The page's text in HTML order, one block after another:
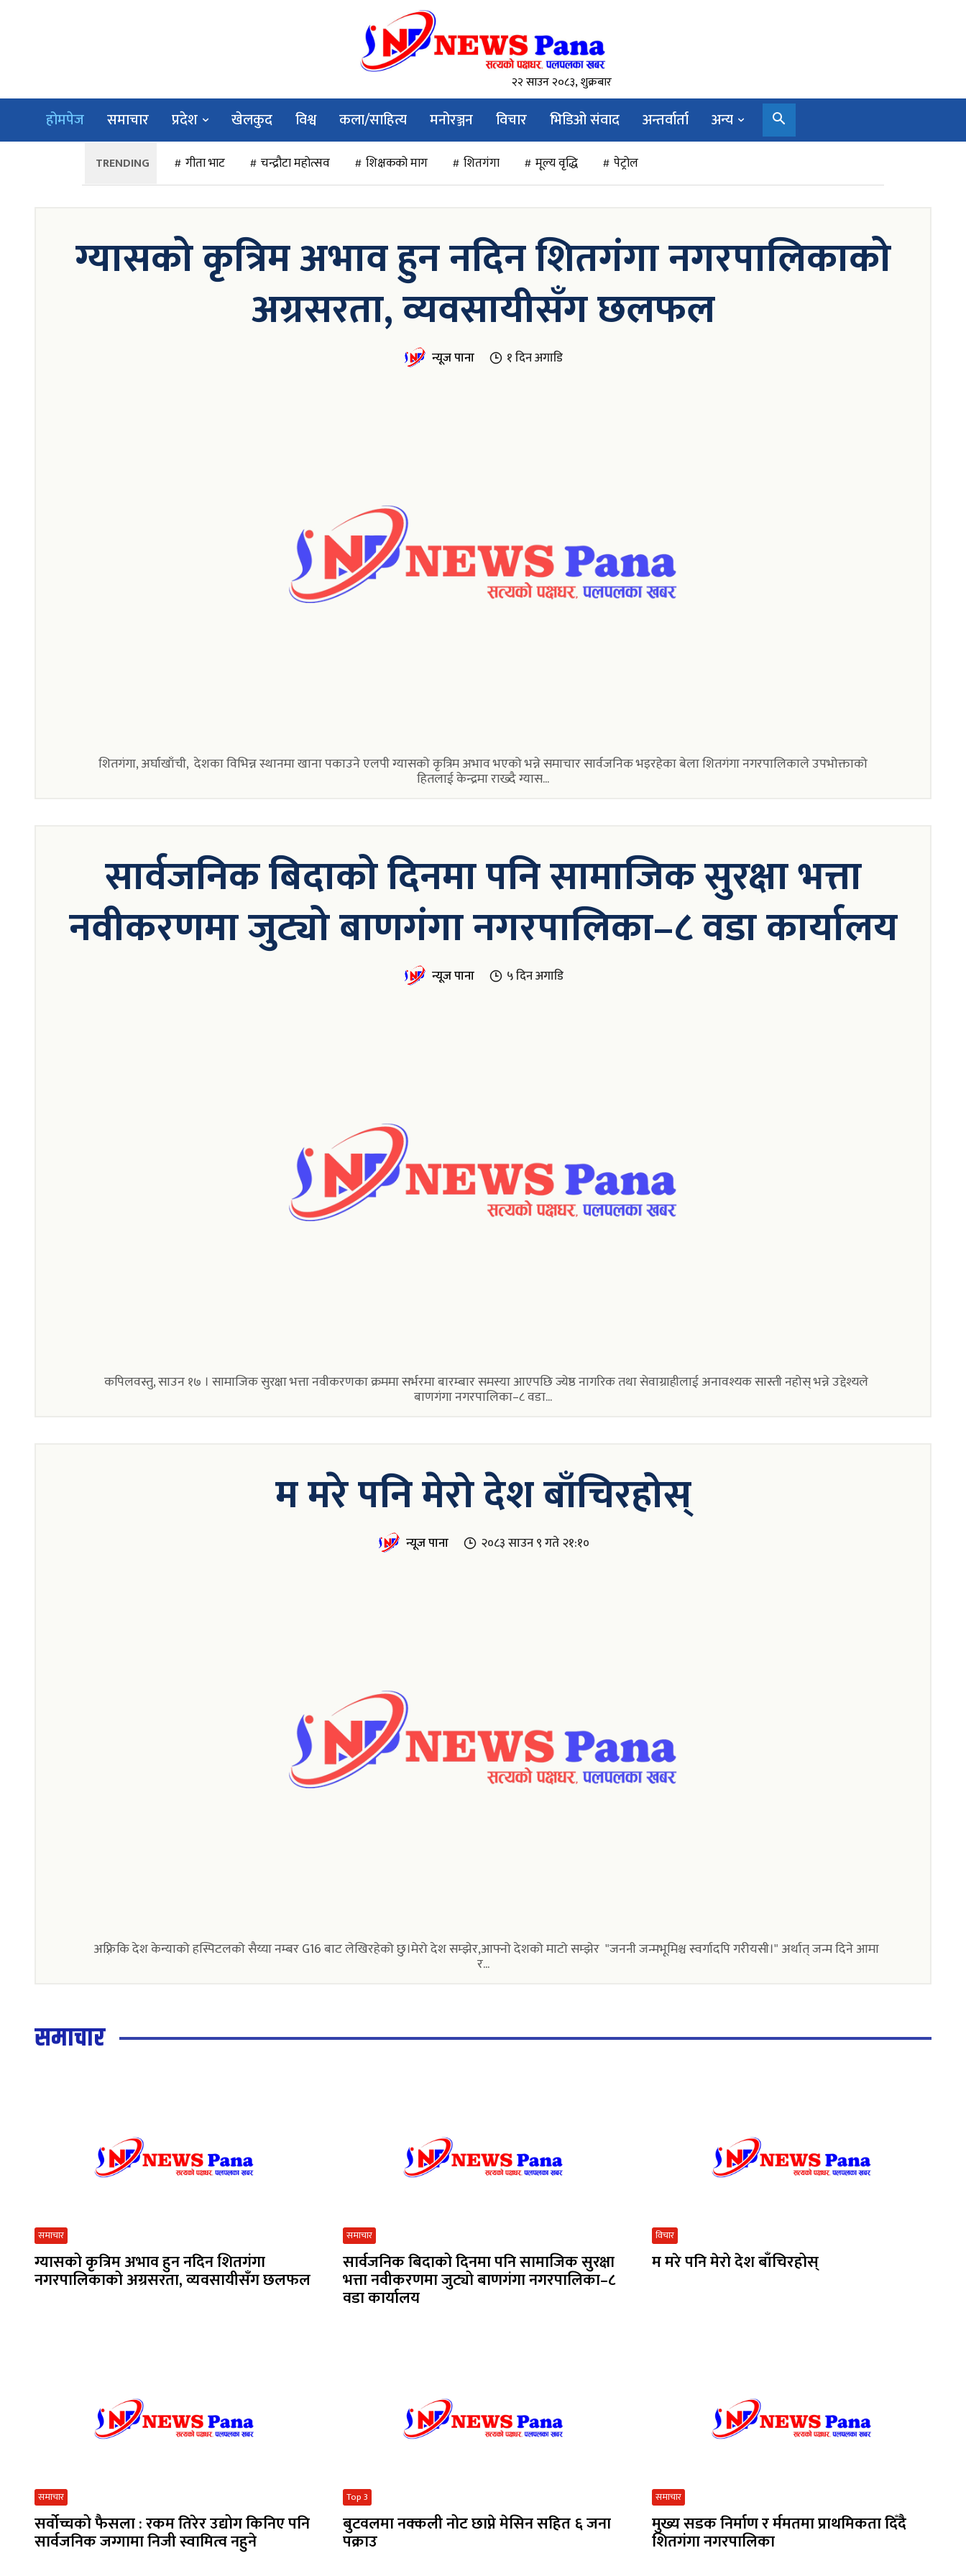
२२ साउन २०८३, शुक्रबार
होमपेज समाचार प्रदेश खेलकुद विश्व कला/साहित्य मनोरञ्जन विचार भिडिओ संवाद अन्तर्वार्ता अन्य
गीता भाट चन्द्रौटा महोत्सव शिक्षकको माग शितगंगा मूल्य वृद्धि पेट्रोल
ग्यासको कृत्रिम अभाव हुन नदिन शितगंगा नगरपालिकाको
अग्रसरता, व्यवसायीसँग छलफल
न्यूज पाना १ दिनअगाडि
शितगंगा, अर्घाखाँची, देशका विभिन्न स्थानमा खाना पकाउने एलपी ग्यासको कृत्रिम अभाव भएको भन्ने समाचार सार्वजनिक भइरहेका बेला शितगंगा नगरपालिकाले उपभोक्ताको
हितलाई केन्द्रमा राख्दै ग्यास...
सार्वजनिक बिदाको दिनमा पनि सामाजिक सुरक्षा भत्ता
नवीकरणमा जुट्यो बाणगंगा नगरपालिका–८ वडा कार्यालय
न्यूज पाना ५ दिनअगाडि
कपिलवस्तु, साउन १७ । सामाजिक सुरक्षा भत्ता नवीकरणका क्रममा सर्भरमा बारम्बार समस्या आएपछि ज्येष्ठ नागरिक तथा सेवाग्राहीलाई अनावश्यक सास्ती नहोस् भन्ने उद्देश्यले
बाणगंगा नगरपालिका–८ वडा...
म मरे पनि मेरो देश बाँचिरहोस्
न्यूज पाना २०८३ साउन ९ गते २१:१०
अफ़्रिकि देश केन्याको हस्पिटलको सैय्या नम्बर G16 बाट लेखिरहेको छु।मेरो देश सम्झेर,आफ्नो देशको माटो सम्झेर "जननी जन्मभूमिश्च स्वर्गादपि गरीयसी।" अर्थात् जन्म दिने आमा
र...
समाचार
समाचार
ग्यासको कृत्रिम अभाव हुन नदिन शितगंगा
नगरपालिकाको अग्रसरता, व्यवसायीसँग छलफल
समाचार
सार्वजनिक बिदाको दिनमा पनि सामाजिक सुरक्षा
भत्ता नवीकरणमा जुट्यो बाणगंगा नगरपालिका–८
वडा कार्यालय
विचार
म मरे पनि मेरो देश बाँचिरहोस्
समाचार
सर्वोच्चको फैसला : रकम तिरेर उद्योग किनिए पनि
सार्वजनिक जग्गामा निजी स्वामित्व नहुने
Top 3
बुटवलमा नक्कली नोट छाप्ने मेसिन सहित ६ जना
पक्राउ
समाचार
मुख्य सडक निर्माण र र्ममतमा प्राथमिकता दिँदै
शितगंगा नगरपालिका